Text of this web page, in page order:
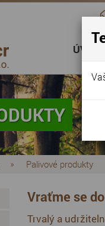
ÚVOD
» Palivové produkty
Vraťme se
Trvalý a